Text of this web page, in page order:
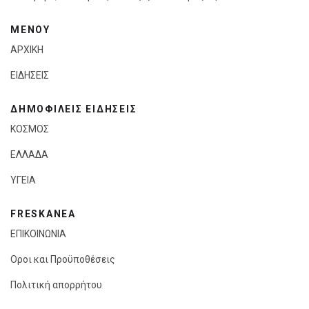
ΜΕΝΟΥ
ΑΡΧΙΚΗ
ΕΙΔΗΣΕΙΣ
ΔΗΜΟΦΙΛΕΙΣ ΕΙΔΗΣΕΙΣ
ΚΟΣΜΟΣ
ΕΛΛΑΔΑ
ΥΓΕΙΑ
FRESKANEA
ΕΠΙΚΟΙΝΩΝΙΑ
Οροι και Προϋποθέσεις
Πολιτική απορρήτου